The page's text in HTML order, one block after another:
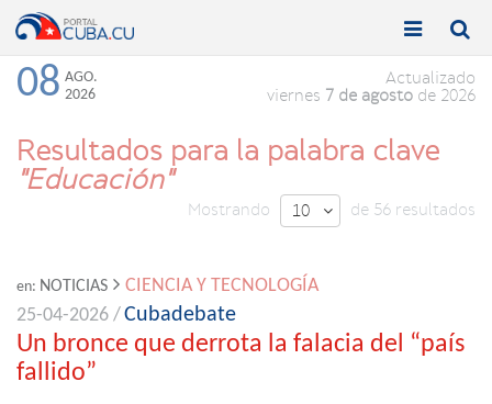
Toggle

Toggle

08 AGO.
2026
Actualizado
viernes 7 de agosto de 2026
Resultados para la palabra clave
"Educación"
Mostrando 10  de 56 resultados
en: NOTICIAS
CIENCIA Y TECNOLOGÍA
25-04-2026 /Cubadebate
Un bronce que derrota la falacia del “país
fallido”